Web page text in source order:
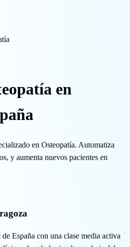
en
en Osteopatía. Automatiza
y aumenta nuevos pacientes en
España con una clase media activa